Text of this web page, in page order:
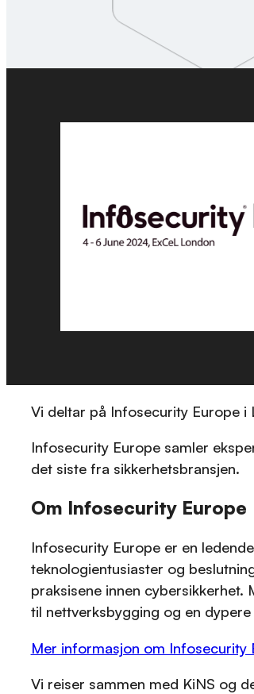
Vi deltar på Infosecurity Europe
Infosecurity Europe samler
det siste fra sikkerhetsbransjen.
Om Infosecurity Europe
Infosecurity Europe er en
teknologientusiaster og
praksisene innen
til nettverksbygging og en
Mer informasjon om Infosecurity
Vi reiser sammen med KiNS og